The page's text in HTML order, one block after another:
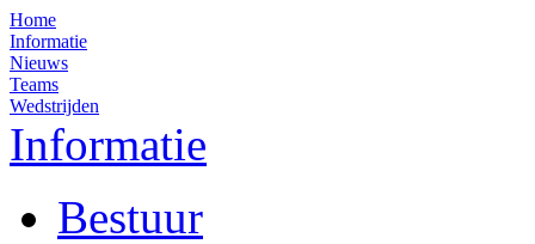
Home
Informatie
Nieuws
Teams
Wedstrijden
Informatie
Bestuur